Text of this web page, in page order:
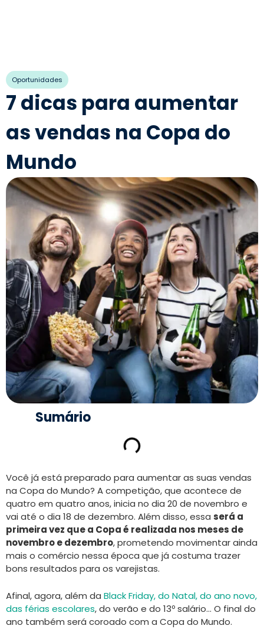
Oportunidades
7 dicas para aumentar
as vendas na Copa do
Mundo
Sumário
Você já está preparado para aumentar as suas vendas
na Copa do Mundo? A competição, que acontece de
quatro em quatro anos, inicia no dia 20 de novembro e
vai até o dia 18 de dezembro. Além disso, essa será a
primeira vez que a Copa é realizada nos meses de
novembro e dezembro, prometendo movimentar ainda
mais o comércio nessa época que já costuma trazer
bons resultados para os varejistas.
Afinal, agora, além da Black Friday, do Natal, do ano novo,
das férias escolares, do verão e do 13º salário… O final do
ano também será coroado com a Copa do Mundo.